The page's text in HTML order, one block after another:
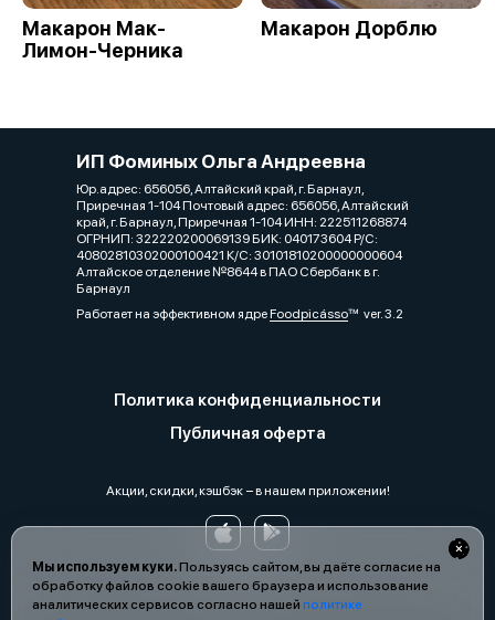
Мы используем куки.Пользуясь сайтом, вы даёте согласие на
обработку файлов cookie вашего браузера и использование
аналитических сервисов согласно нашей политике
Макарон Мак-
Лимон-Черника
Макарон Дорблю
ИП Фоминых Ольга Андреевна
Юр.адрес: 656056, Алтайский край, г. Барнаул,
Приречная 1-104 Почтовый адрес: 656056, Алтайский
край, г. Барнаул, Приречная 1-104 ИНН: 222511268874
ОГРНИП: 322220200069139 БИК: 040173604 Р/С:
40802810302000100421 К/С: 30101810200000000604
Алтайское отделение №8644 в ПАО Сбербанк в г.
Барнаул
Работает на эффективном ядреFoodpicássover. 3.2
Политика конфиденциальности
Публичная оферта
Акции, скидки, кэшбэк − в нашем приложении!